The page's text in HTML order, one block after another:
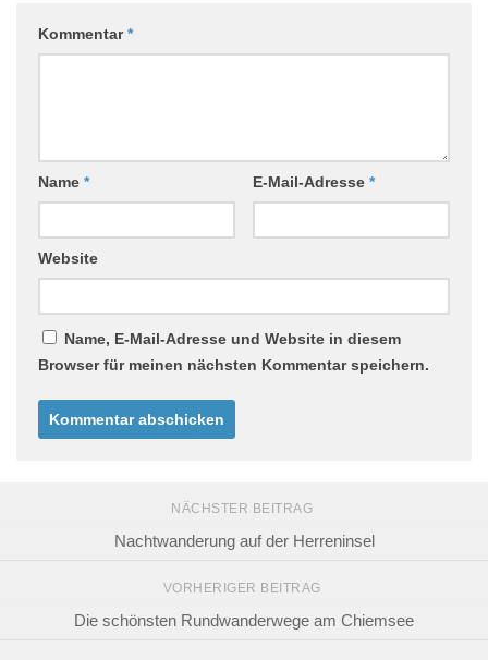
Kommentar*
Name * E-Mail-Adresse *
Website
Name, E-Mail-Adresse und Website in diesem
Browser für meinen nächsten Kommentar speichern.
NÄCHSTER BEITRAG
Nachtwanderung auf der Herreninsel
VORHERIGER BEITRAG
Die schönsten Rundwanderwege am Chiemsee